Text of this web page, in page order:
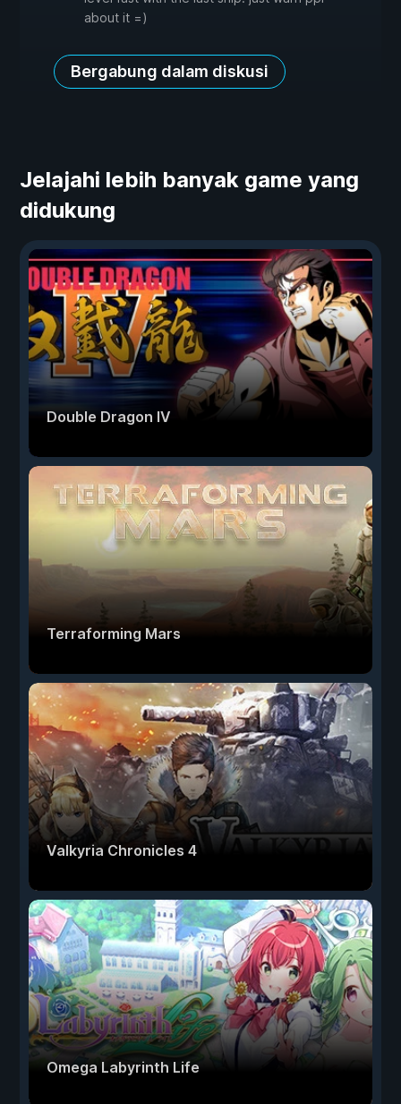
about it =)
Bergabung dalam diskusi
Jelajahi lebih banyak game yang
didukung
Double Dragon IV
Terraforming Mars
Valkyria Chronicles 4
Omega Labyrinth Life